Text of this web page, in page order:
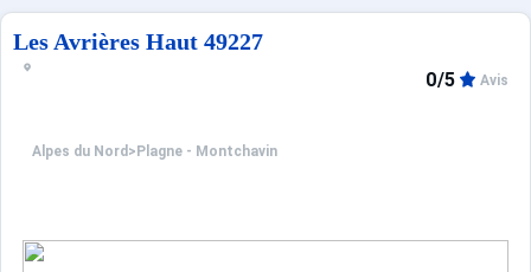
Les Avrières Haut 49227
Alpes du Nord > Plagne - Montchavin
0/5 Avis